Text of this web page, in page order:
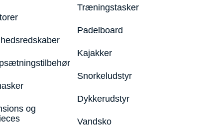
og
Træningstasker
Padelboard
Kajakker
Snorkeludstyr
Dykkerudstyr
Vandsko